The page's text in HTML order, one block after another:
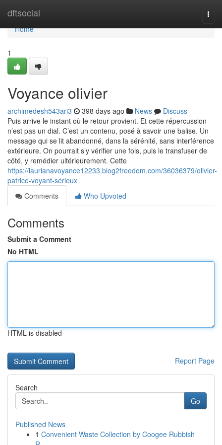
dftsocial
Home
Home
1
Voyance olivier
archimedesh543ari3 398 days ago News
Discuss
Puis arrive le instant où le retour provient. Et cette répercussion
n’est pas un dial. C’est un contenu, posé à savoir une balise. Un
message qui se lit abandonné, dans la sérénité, sans interférence
extérieure. On pourrait s’y vérifier une fois, puis le transfuser de
côté, y remédier ultérieurement. Cette
https://laurianavoyance12233.blog2freedom.com/36036379/olivier-
patrice-voyant-sérieux
Comments
Who Upvoted
Comments
Submit a Comment
No HTML
HTML is disabled
Report Page
Search
Go
Published News
1 Convenient Waste Collection by Coogee Rubbish